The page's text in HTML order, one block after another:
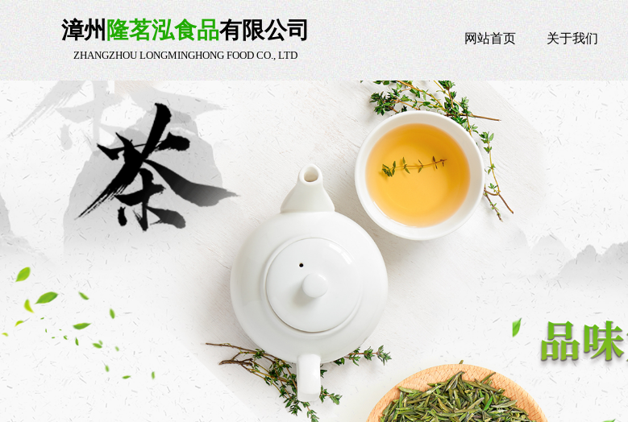
网站首页 关于我们
漳州 隆茗泓食品有限公司
ZHANGZHOU LONGMINGHONG FOOD CO., LTD